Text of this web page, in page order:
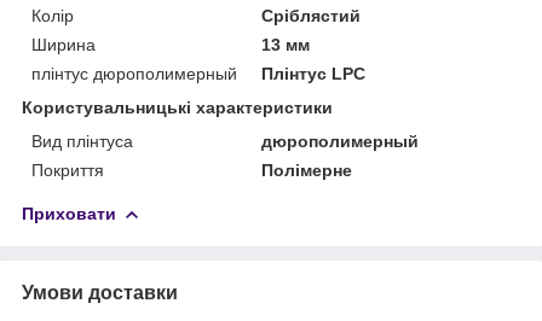
Колір
Сріблястий
Ширина
13 мм
плінтус дюрополимерный
Плінтус LPC
Користувальницькі характеристики
Вид плінтуса
дюрополимерный
Покриття
Полімерне
Приховати
Умови доставки